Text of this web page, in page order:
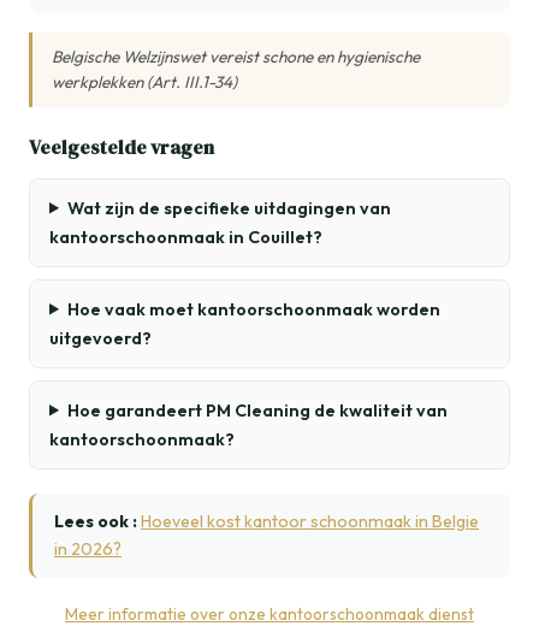
Belgische Welzijnswet vereist schone en hygienische
werkplekken (Art. III.1-34)
Veelgestelde vragen
Wat zijn de specifieke uitdagingen van
kantoorschoonmaak in Couillet?
Hoe vaak moet kantoorschoonmaak worden
uitgevoerd?
Hoe garandeert PM Cleaning de kwaliteit van
kantoorschoonmaak?
Lees ook :Hoeveel kost kantoor schoonmaak in Belgie
in 2026?
Meer informatie over onze kantoorschoonmaak dienst